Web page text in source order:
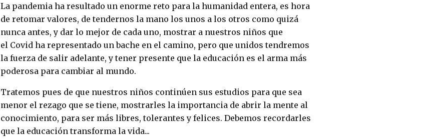
La pandemia ha resultado un enorme reto para la humanidad entera, es hora
de retomar valores, de tendernos la mano los unos a los otros como quizá
nunca antes, y dar lo mejor de cada uno, mostrar a nuestros niños que
el Covid ha representado un bache en el camino, pero que unidos tendremos
la fuerza de salir adelante, y tener presente que la educación es el arma más
poderosa para cambiar al mundo.
Tratemos pues de que nuestros niños continúen sus estudios para que sea
menor el rezago que se tiene, mostrarles la importancia de abrir la mente al
conocimiento, para ser más libres, tolerantes y felices. Debemos recordarles
que la educación transforma la vida...